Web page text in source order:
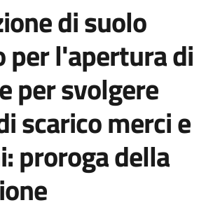
di suolo
per l'apertura di
per svolgere
scarico merci e
proroga della